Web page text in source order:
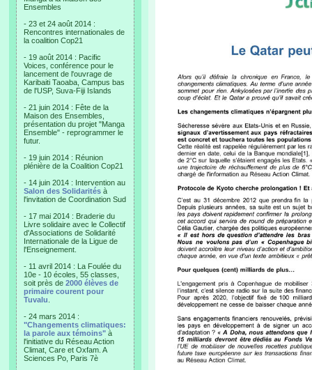
Ensembles
- 23 et 24 août 2014 :
Rencontres internationales de
la coalition Cop21
- 19 août 2014 : Pacific
Voices, conférence pour le
lancement de l'ouvrage de
Karibaiti Taoaba, Campus bas
de l'USP, Suva-Fiji Islands
- 21 juin 2014 : Fête de la
Maison des Ensembles,
présentation du projet "Manga
Ensemble" - reprogrammer le
futur.
- 19 juin 2014 : Réunion
plénière de la Coalition Cop21
- 14 juin 2014 : Intervention au
Salon des Solidarités à
l'invitation de Coordination Sud
- 17 mai 2014 : Braderie du
Livre solidaire avec le Collectif
d'Associations de Solidarité
Internationale de la Ligue de
l'Enseignement.
- 11 avril 2014 : La Foulée du
10e - 10 écoles, 55 classes,
soit près de 2000 élèves de
primaire courent pour
Tuvalu
- 24 mars 2014 :
"Changements climatiques:
la parole aux témoins" à
l'initiative du Réseau Action
Climat, Care et Oxfam. A
Sciences Po, Paris 7è